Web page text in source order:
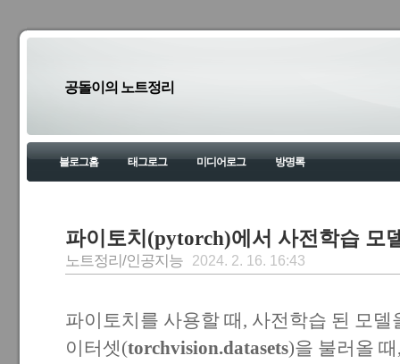
공돌이의 노트정리
블로그홈 태그로그 미디어로그 방명록
파이토치(pytorch)에서 사전학습 모
노트정리/인공지능 2024. 2. 16. 16:43
파이토치를 사용할 때, 사전학습 된 모
이터셋(torchvision.datasets)을 불러올